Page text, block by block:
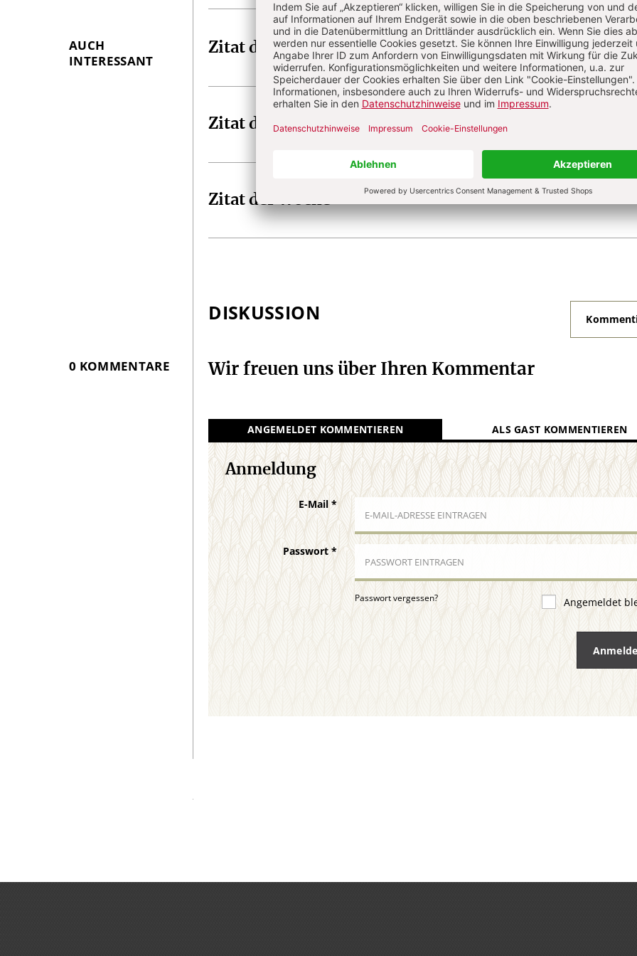
AUCH
INTERESSANT
Zitat der Woche
Zitat der Woche
Zitat der Woche
DISKUSSION
0 KOMMENTARE Wir freuen uns über Ihren Kommentar
ANGEMELDET KOMMENTIEREN ALS GAST KOMMENTIEREN
Anmeldung
E-Mail *
Passwort*
Passwort vergessen? Angemeldet